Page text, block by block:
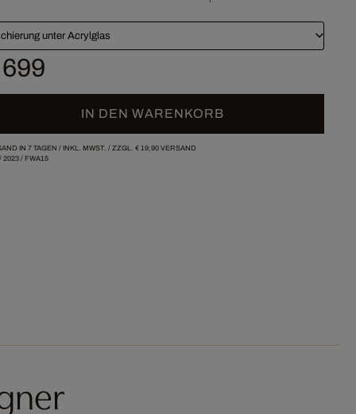
unter Acrylglas
IN DEN WARENKORB
IN 7 TAGEN / INKL. MWST. / ZZGL. € 19,90VERSAND
2023/ FWA15